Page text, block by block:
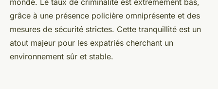
monde. Le taux de criminalité est extrêmement bas,
grâce à une présence policière omniprésente et des
mesures de sécurité strictes. Cette tranquillité est un
atout majeur pour les expatriés cherchant un
environnement sûr et stable.